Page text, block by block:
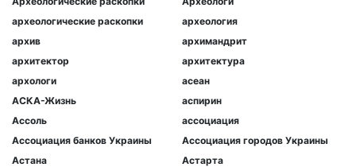
археологические раскопки
археология
архив
архимандрит
архитектор
архитектура
архологи
асеан
АСКА-Жизнь
аспирин
Ассоль
ассоциация
Ассоциация банков Украины
Ассоциация городов Украины
Астана
Астарта